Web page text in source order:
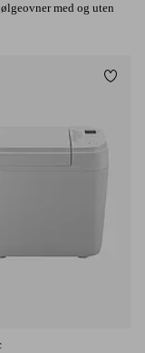
med og uten